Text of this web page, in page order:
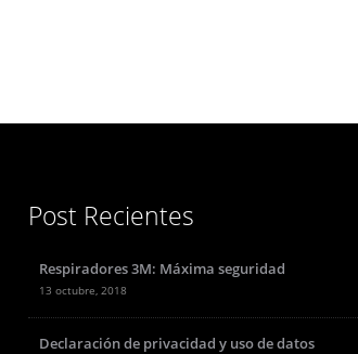
Post Recientes
Respiradores 3M: Máxima seguridad
13 octubre, 2018
Declaración de privacidad y uso de datos